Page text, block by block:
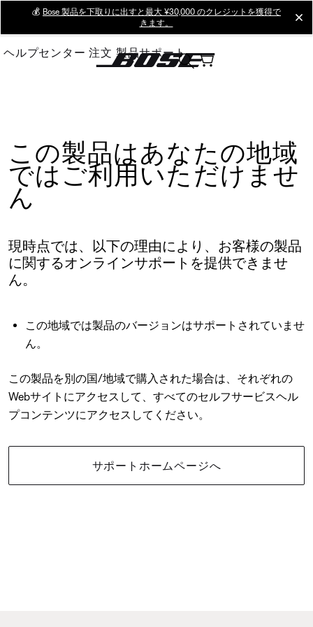
Main
💰 Bose 製品を下取りに出すと最大 ¥30,000 のクレジットを獲得で
きます。
ヘルプセンター 注文 製品サポート
この製品はあなたの地域
ではご利用いただけませ
ん
現時点では、以下の理由により、お客様の製品
に関するオンラインサポートを提供できませ
ん。
この地域では製品のバージョンはサポートされていませ
ん。
この製品を別の国/地域で購入された場合は、それぞれの
Webサイトにアクセスして、すべてのセルフサービスヘル
プコンテンツにアクセスしてください。
サポートホームページへ